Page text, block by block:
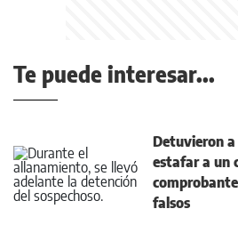
Te puede interesar...
Detuvieron a
estafar a un
falsos